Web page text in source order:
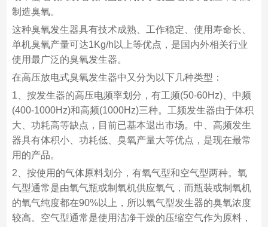
制造臭氧。
这种臭氧发生器具有技术成熟、工作稳定、使用寿命长、
单机臭氧产量可达1Kg/h以上等优点，是国内外相关行业
使用最广泛的臭氧发生器。
在高压放电式臭氧发生器中又分为以下几种类型：
1、按发生器的高压电频率划分，有工频(50-60Hz)、中频
(400-1000Hz)和高频(1000Hz)三种。工频发生器由于体积
大、功耗高等缺点，目前已基本退出市场。中、高频发生
器具有体积小、功耗低、臭氧产量大等优点，是现在最常
用的产品。
2、按使用的气体原料划分，有氧气型和空气型两种。氧
气型通常是由氧气瓶或制氧机供应氧气，而瓶装或制氧机
的氧气纯度都在90%以上，所以氧气型发生器的臭氧浓度
较高。空气型通常是使用洁净干燥的压缩空气作为原料，